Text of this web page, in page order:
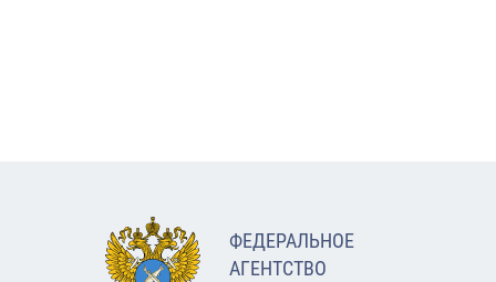
ФЕДЕРАЛЬНОЕ
АГЕНТСТВО